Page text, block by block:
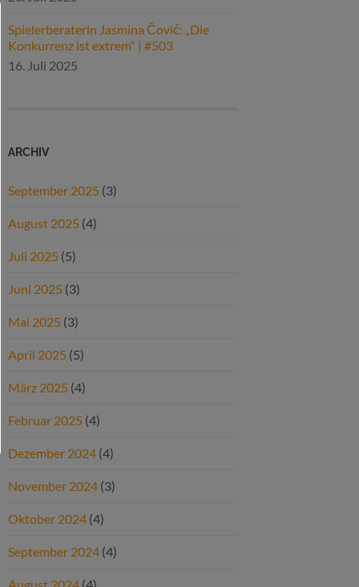
Spielerberaterin Jasmina Čović: „Die
Konkurrenz ist extrem“ | #503
16. Juli 2025
ARCHIV
September 2025 (3)
August 2025 (4)
Juli 2025 (5)
Juni 2025 (3)
Mai 2025 (3)
April 2025 (5)
März 2025 (4)
Februar 2025 (4)
Dezember 2024 (4)
November 2024 (3)
Oktober 2024 (4)
September 2024 (4)